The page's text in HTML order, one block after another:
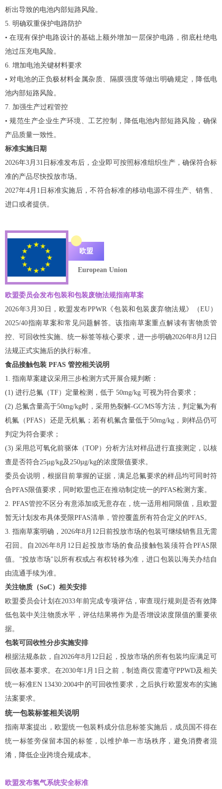
析出导致的电池内部短路风险。
5. 明确双重保护电路防护
• 在现有保护电路设计的基础上额外增加一层保护电路，彻底杜绝电
池过压充电风险。
6. 增加电池关键材料要求
• 对电池的正负极材料金属杂质、隔膜强度等做出明确规定，降低电
池内部短路风险。
7. 加强生产过程管控
• 规范生产企业生产环境、工艺控制，降低电池内部短路风险，确保
产品质量一致性。
标准实施日期
2026年3月31日标准发布后，企业即可按照标准组织生产，确保符合标
准的产品尽快投放市场。
2027年4月1日标准实施后，不符合标准的移动电源不得生产、销售、
进口或者提供。
欧盟
European Union
欧盟委员会发布包装和包装废物法规指南草案
2026年3月30日，欧盟发布PPWR《包装和包装废弃物法规》（EU）
2025/40指南草案和常见问题解答。该指南草案重点解读有害物质管
控、可回收性实施、统一标签等核心要求，进一步明确2026年8月12日
法规正式实施后的执行标准。
食品接触包装 PFAS 管控相关说明
1. 指南草案建议采用三步检测方式开展合规判断：
(1) 进行总氟（TF）定量检测，低于 50mg/kg 可视为符合要求；
(2) 总氟含量高于50mg/kg时，采用热裂解-GC/MS等方法，判定氟为有
机氟（PFAS）还是无机氟；若有机氟含量低于50mg/kg，则样品仍可
判定为符合要求；
(3) 采用总可氧化前驱体（TOP）分析方法对样品进行直接测定，以核
查是否符合25µg/kg及250µg/kg的浓度限值要求。
委员会说明，根据目前掌握的证据，满足总氟要求的样品均可同时符
合PFAS限值要求，同时欧盟也正在推动制定统一的PFAS检测方案。
2. PFAS管控不区分有意添加或无意存在，统一适用相同限值，且欧盟
暂无计划发布具体受限PFAS清单，管控覆盖所有符合定义的PFAS。
3. 指南草案明确，2026年8月12日前投放市场的包装可继续销售且无需
召回。自2026年8月12日起投放市场的食品接触包装须符合PFAS限
值。"投放市场"以所有权或占有权转移为准，进口包装以海关办结自
由流通手续为准。
关注物质（SoC）相关安排
欧盟委员会计划在2033年前完成专项评估，审查现行规则是否有效降
低包装中关注物质水平，评估结果将作为是否增设浓度限值的重要依
据。
包装可回收性分步实施安排
根据法规条款，自2026年8月12日起，投放市场的所有包装均应满足可
回收基本要求。在2030年1月1日之前，制造商仅需遵守PPWD及相关
统一标准EN 13430:2004中的可回收性要求，之后执行欧盟发布的实施
法案要求。
统一包装标签相关说明
指南草案提出，欧盟统一包装料成分信息标签实施后，成员国不得在
统一标签旁保留本国的标签，以维护单一市场秩序，避免消费者混
淆，降低企业跨境合规成本。
欧盟发布氢气系统安全标准